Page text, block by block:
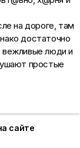
на дороге, там
достаточно
вежливые люди и
простые
сайте